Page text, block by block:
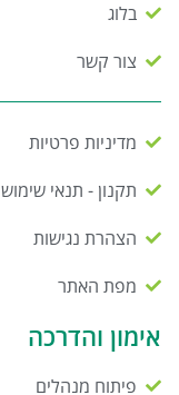
בלוג
צור קשר
מדיניות פרטיות
תקנון - תנאי שימוש
הצהרת נגישות
מפת האתר
אימון והדרכה
פיתוח מנהלים